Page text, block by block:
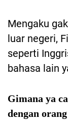
Mengaku
luar negeri,
seperti
bahasa lain
Gimana ya
dengan